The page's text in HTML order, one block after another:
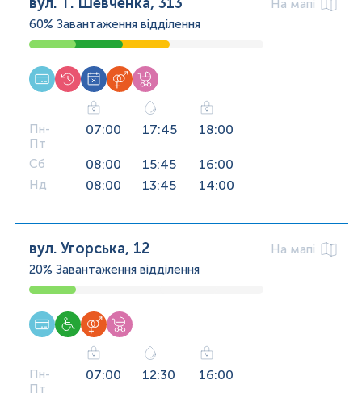
На мапі
60% Завантаження відділення
Пн-
Пт
07:00 17:45 18:00
Сб 08:00 15:45 16:00
Нд 08:00 13:45 14:00
вул. Угорська, 12
На мапі
20% Завантаження відділення
Пн-
Пт
07:00 12:30 16:00